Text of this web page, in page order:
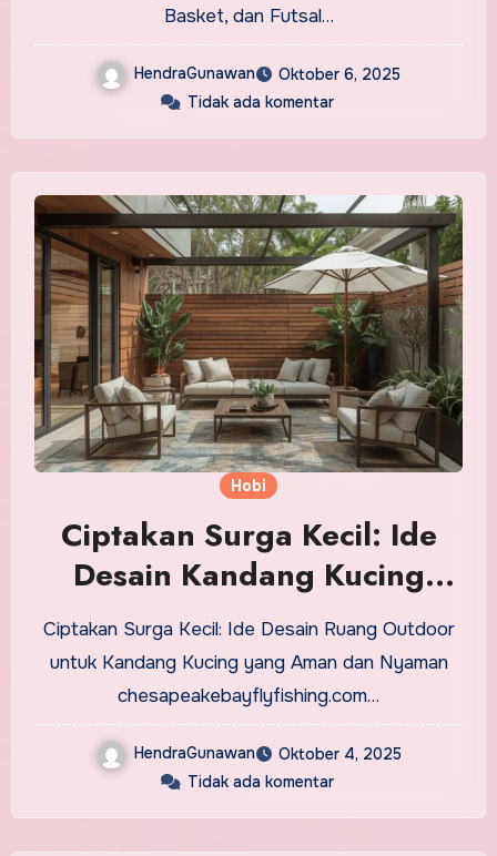
Basket, dan Futsal…
HendraGunawan
Oktober 6, 2025
Tidak ada komentar
Hobi
Ciptakan Surga Kecil: Ide
Desain Kandang Kucing
Outdoor yang Aman dan
Nyaman
Ciptakan Surga Kecil: Ide Desain Ruang Outdoor
untuk Kandang Kucing yang Aman dan Nyaman
chesapeakebayflyfishing.com…
HendraGunawan
Oktober 4, 2025
Tidak ada komentar